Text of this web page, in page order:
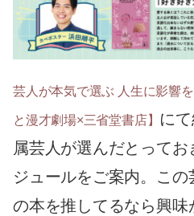
芸人が本気で選ぶ 人生に影響
と漫才劇場×三省堂書店】 に
属芸人が選んだとって
ジュールをご案内。この
の本を推してるなら興